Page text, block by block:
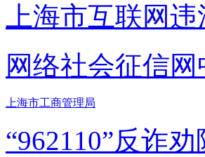
上海市互联网违
网络社会征信网
上海市工商管理局
“962110”反诈